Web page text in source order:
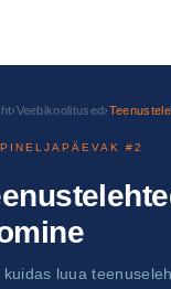
›Veebikoolitused›
#2
kuidas luua